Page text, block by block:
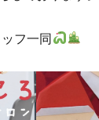
フ一同